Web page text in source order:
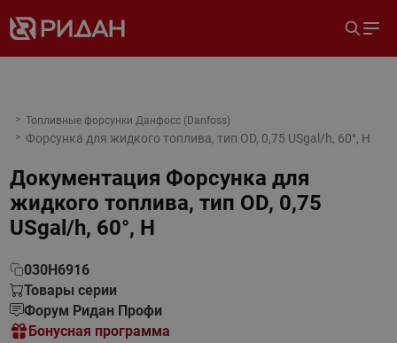
Топливные форсунки Данфосс (Danfoss)
Форсунка для жидкого топлива, тип OD, 0,75 USgal/h, 60°, H
Документация Форсунка для
жидкого топлива, тип OD, 0,75
USgal/h, 60°, H
030H6916
Товары серии
Форум Ридан Профи
Бонусная программа